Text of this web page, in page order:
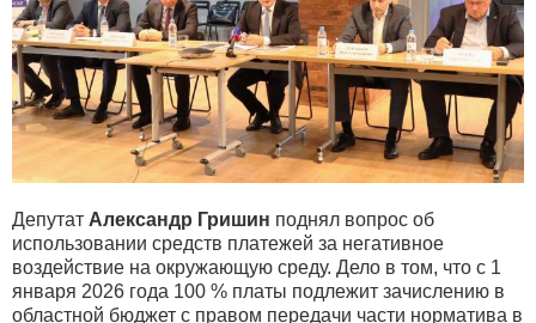
Депутат Александр Гришин поднял вопрос об
использовании средств платежей за негативное
воздействие на окружающую среду. Дело в том, что с 1
января 2026 года 100 % платы подлежит зачислению в
областной бюджет с правом передачи части норматива в